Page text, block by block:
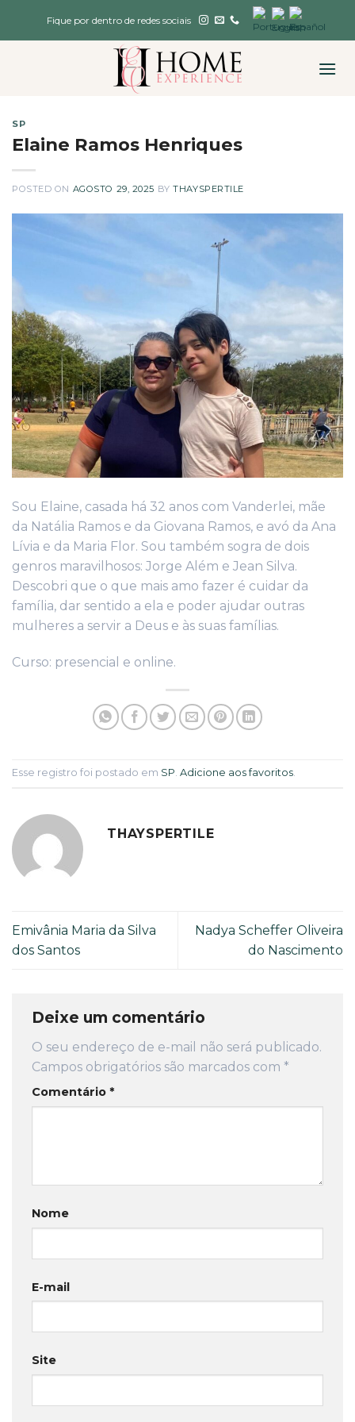
Fique por dentro de redes sociais
SP
Elaine Ramos Henriques
POSTED ON AGOSTO 29, 2025 BYTHAYSPERTILE
Sou Elaine, casada há 32 anos com Vanderlei, mãe
da Natália Ramos e da Giovana Ramos, e avó da Ana
Lívia e da Maria Flor. Sou também sogra de dois
genros maravilhosos: Jorge Além e Jean Silva.
Descobri que o que mais amo fazer é cuidar da
família, dar sentido a ela e poder ajudar outras
mulheres a servir a Deus e às suas famílias.
Curso: presencial e online.
Esse registro foi postado em SP. Adicione aos favoritos.
THAYSPERTILE
Emivânia Maria da Silva
dos Santos
Nadya Scheffer Oliveira
do Nascimento
Deixe um comentário
O seu endereço de e-mail não será publicado.
Campos obrigatórios são marcados com *
Comentário *
Nome
E-mail
Site